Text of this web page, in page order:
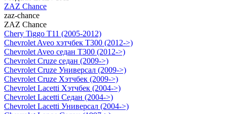
ZAZ Chance
zaz-chance
ZAZ Chance
Chery Tiggo T11 (2005-2012)
Chevrolet Aveo хэтчбек Т300 (2012->)
Chevrolet Aveo седан Т300 (2012->)
Chevrolet Cruze седан (2009->)
Chevrolet Cruze Универсал (2009->)
Chevrolet Cruze Хэтчбек (2009->)
Chevrolet Lacetti Хэтчбек (2004->)
Chevrolet Lacetti Седан (2004->)
Chevrolet Lacetti Универсал (2004->)